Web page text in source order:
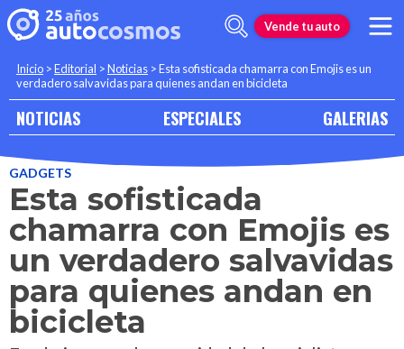
Vende tu auto
Inicio >Editorial >Noticias >Esta sofisticada chamarra con Emojis es un
verdadero salvavidas para quienes andan en bicicleta
NOTICIAS ESPECIALES GALERIAS
GADGETS
Esta sofisticada
chamarra con Emojis es
un verdadero salvavidas
para quienes andan en
bicicleta